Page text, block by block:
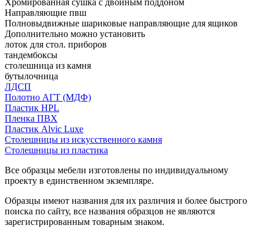
Направляющие пвш
Полновыдвижные шариковые направляющие для ящиков
Дополнительно можно установить
лоток для стол. приборов
тандембоксы
столешница из камня
бутылочница
ЛДСП
Полотно АГТ (МДФ)
Пластик HPL
Пленка ПВХ
Пластик Alvic Luxe
Столешницы из искусственного камня
Столешницы из пластика
Все образцы мебели изготовлены по индивидуальному
проекту в единственном экземпляре.
Образцы имеют названия для их различия и более быстрого
поиска по сайту, все названия образцов не являются
зарегистрированным товарным знаком.